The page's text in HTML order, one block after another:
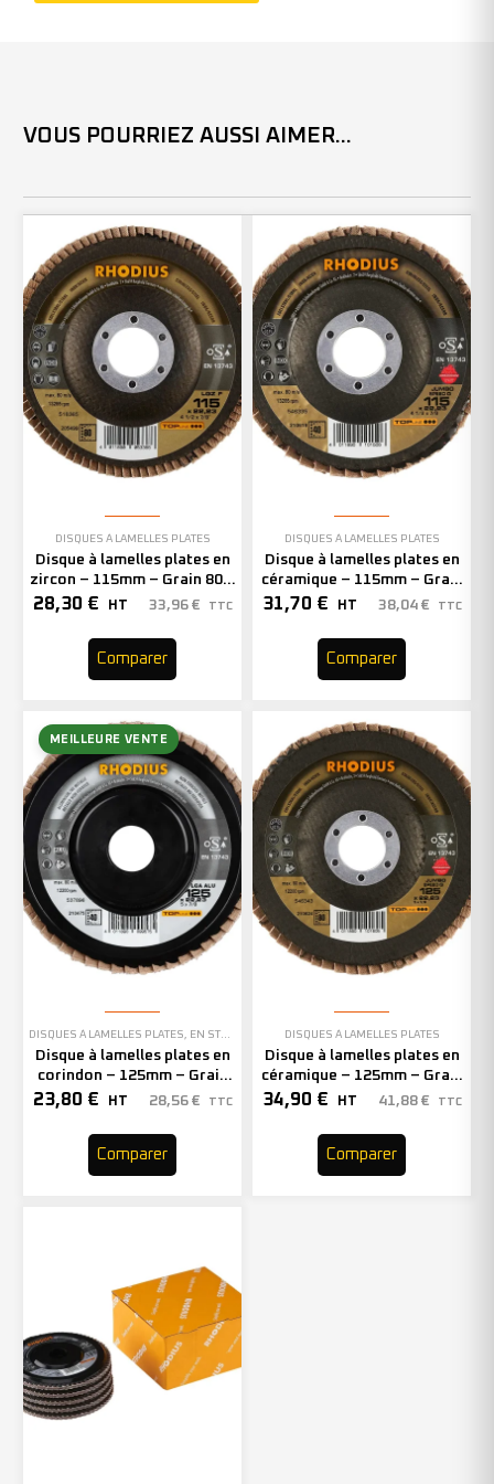
VOUS POURRIEZ AUSSI AIMER...
DISQUES À LAMELLES PLATES
Disque à lamelles plates en
zircon – 115mm – Grain 80 –
205499 (x10)
28,30 € HT 33,96 € TTC
Comparer
DISQUES À LAMELLES PLATES
Disque à lamelles plates en
céramique – 115mm – Grain
40 – 210619 (x10)
31,70 € HT 38,04 € TTC
Comparer
MEILLEURE VENTE
DISQUES À LAMELLES PLATES EN STOCK
Disque à lamelles plates en
corindon – 125mm – Grain
40 – 210475 (x10)
23,80 € HT 28,56 € TTC
Comparer
DISQUES À LAMELLES PLATES
Disque à lamelles plates en
céramique – 125mm – Grain
80 – 210624 (x10)
34,90 € HT 41,88 € TTC
Comparer